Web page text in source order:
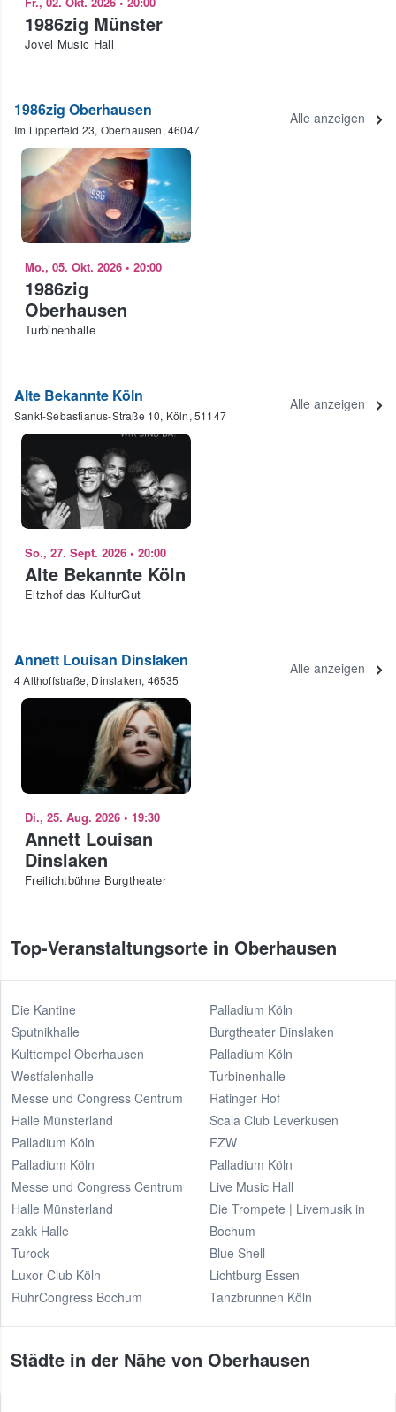
1986zig Münster
Jovel Music Hall
1986zig Oberhausen
Im Lipperfeld 23, Oberhausen, 46047
Alle anzeigen
Mo., 05. Okt. 2026 • 20:00
1986zig
Oberhausen
Turbinenhalle
Alte Bekannte Köln
Sankt-Sebastianus-Straße 10, Köln, 51147
Alle anzeigen
So., 27. Sept. 2026 • 20:00
Alte Bekannte Köln
Eltzhof das KulturGut
Annett Louisan Dinslaken
4 Althoffstraße, Dinslaken, 46535
Alle anzeigen
Di., 25. Aug. 2026 • 19:30
Annett Louisan
Dinslaken
Freilichtbühne Burgtheater
Top-Veranstaltungsorte in Oberhausen
Die Kantine
Sputnikhalle
Kulttempel Oberhausen
Westfalenhalle
Messe und Congress Centrum
Halle Münsterland
Palladium Köln
Palladium Köln
Messe und Congress Centrum
Halle Münsterland
zakk Halle
Turock
Luxor Club Köln
RuhrCongress Bochum
Palladium Köln
Burgtheater Dinslaken
Palladium Köln
Turbinenhalle
Ratinger Hof
Scala Club Leverkusen
FZW
Palladium Köln
Live Music Hall
Die Trompete | Livemusik in
Bochum
Blue Shell
Lichtburg Essen
Tanzbrunnen Köln
Städte in der Nähe von Oberhausen